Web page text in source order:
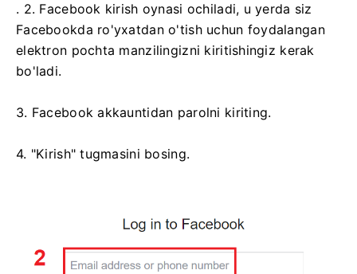
. 2. Facebook kirish oynasi ochiladi, u yerda siz
Facebookda ro'yxatdan o'tish uchun foydalangan
elektron pochta manzilingizni kiritishingiz kerak
bo'ladi.
3. Facebook akkauntidan parolni kiriting.
4. "Kirish" tugmasini bosing.